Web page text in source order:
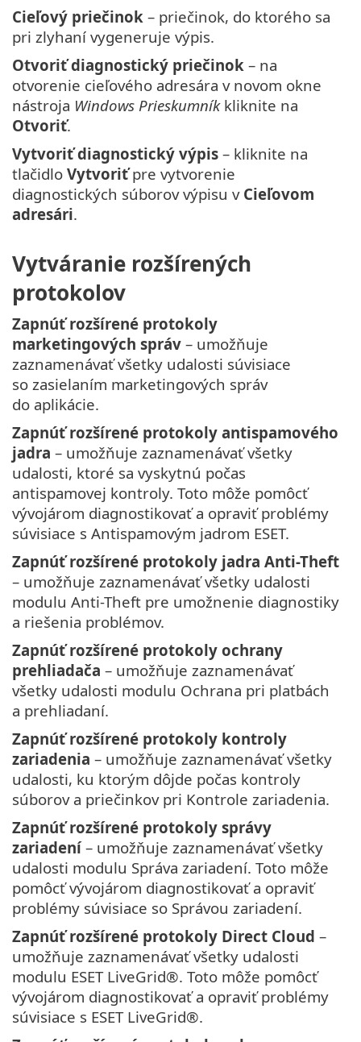
Cieľový priečinok – priečinok, do ktorého sa
pri zlyhaní vygeneruje výpis.
Otvoriť diagnostický priečinok – na
otvorenie cieľového adresára v novom okne
nástroja Windows Prieskumníkkliknite na
Otvoriť.
Vytvoriť diagnostický výpis – kliknite na
tlačidlo Vytvoriťpre vytvorenie
diagnostických súborov výpisu v Cieľovom
adresári.
Vytváranie rozšírených
protokolov
Zapnúť rozšírené protokoly
marketingových správ – umožňuje
zaznamenávať všetky udalosti súvisiace
so zasielaním marketingových správ
do aplikácie.
Zapnúť rozšírené protokoly antispamového
jadra – umožňuje zaznamenávať všetky
udalosti, ktoré sa vyskytnú počas
antispamovej kontroly. Toto môže pomôcť
vývojárom diagnostikovať a opraviť problémy
súvisiace s Antispamovým jadrom ESET.
Zapnúť rozšírené protokoly jadra Anti-Theft
– umožňuje zaznamenávať všetky udalosti
modulu Anti-Theft pre umožnenie diagnostiky
a riešenia problémov.
Zapnúť rozšírené protokoly ochrany
prehliadača – umožňuje zaznamenávať
všetky udalosti modulu Ochrana pri platbách
a prehliadaní.
Zapnúť rozšírené protokoly kontroly
zariadenia – umožňuje zaznamenávať všetky
udalosti, ku ktorým dôjde počas kontroly
súborov a priečinkov pri Kontrole zariadenia.
Zapnúť rozšírené protokoly správy
zariadení– umožňuje zaznamenávať všetky
udalosti modulu Správa zariadení. Toto môže
pomôcť vývojárom diagnostikovať a opraviť
problémy súvisiace so Správou zariadení.
Zapnúť rozšírené protokoly Direct Cloud –
umožňuje zaznamenávať všetky udalosti
modulu ESET LiveGrid®. Toto môže pomôcť
vývojárom diagnostikovať a opraviť problémy
súvisiace s ESET LiveGrid®.